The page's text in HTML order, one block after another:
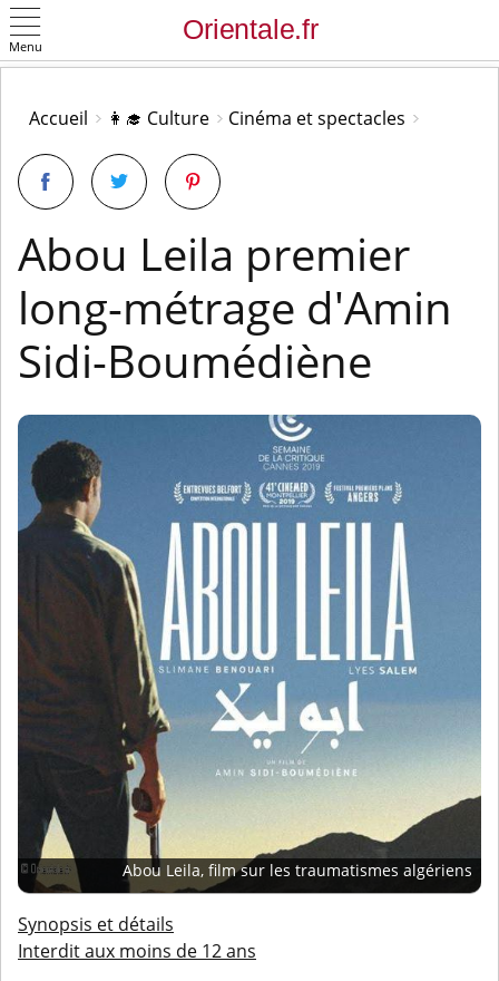
Menu
Accueil 👩‍🎓 Culture Cinéma et spectacles
Abou Leila premier
long-métrage d'Amin
Sidi-Boumédiène
Abou Leila, film sur les traumatismes algériens
Synopsis et détails
Interdit aux moins de 12 ans